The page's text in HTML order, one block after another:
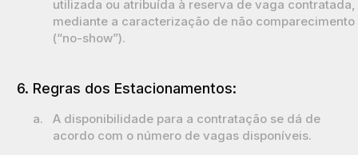
utilizada ou atribuída à reserva de vaga contratada,
mediante a caracterização de não comparecimento
(“no-show”).
6. Regras dos Estacionamentos:
a.
A disponibilidade para a contratação se dá de
acordo com o número de vagas disponíveis.